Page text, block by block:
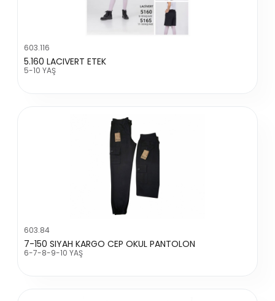
603.116
5.160 LACIVERT ETEK
5-10 YAŞ
603.84
7-150 SIYAH KARGO CEP OKUL PANTOLON
6-7-8-9-10 YAŞ